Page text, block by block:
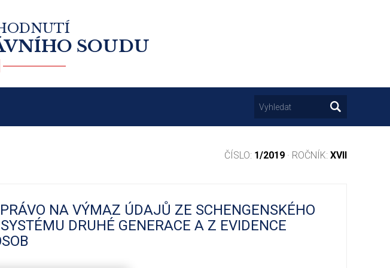
SOUDU
ČÍSLO: 1/2019 · ROČNÍK: XVII
NA VÝMAZ ÚDAJŮ ZE SCHENGENSKÉHO
DRUHÉ GENERACE A Z EVIDENCE